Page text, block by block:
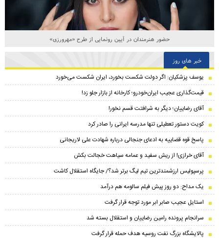
حضور هنرمندان در آیین رونمایی از طرح «مهرورزی»
خبر های روز
یوسف پزشکیان: اگر دولت شکست بخورد، ایران شکست می‌خورد
قیمت‌گذاری عجیب ایران‌خودرو؛ کارخانه از بازار جلو زد!
آقای رضاییان؛ دیگر به شرافتت قسم نخور!
کویت دستور تعطیلی تنها مدرسه ایرانی را صادر کرد
پاسخ قوه قضاییه به ادعای جنجالی درباره شهادت علی لاریجانی
آقای خرازی! از ریش سفید و عمامه سیاهت خجالت بکش
پرسپولیس ارزشمندترین تیم لیگ برتر شد؟/ جایگاه استقلال کاشت
یک مداح: دو روز پیش فیلم سالومه هم درآمد
استایل عجیب صابر ابر مورد توجه قرار گرفت
سرانجام پرونده رامین رضاییان و استقلال بسته شد
پالایشگاه بزرگ نفت روسیه هدف حمله قرار گرفت